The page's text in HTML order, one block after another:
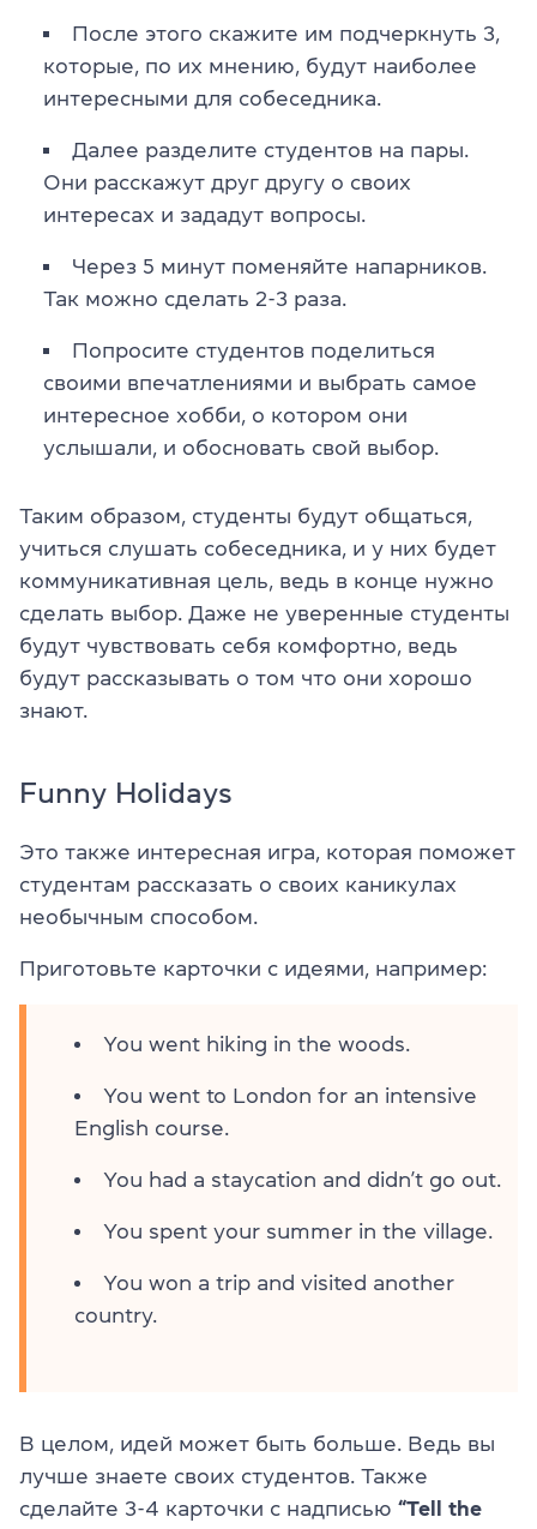
После этого скажите им подчеркнуть 3,
которые, по их мнению, будут наиболее
интересными для собеседника.
Далее разделите студентов на пары.
Они расскажут друг другу о своих
интересах и зададут вопросы.
Через 5 минут поменяйте напарников.
Так можно сделать 2-3 раза.
Попросите студентов поделиться
своими впечатлениями и выбрать самое
интересное хобби, о котором они
услышали, и обосновать свой выбор.
Таким образом, студенты будут общаться,
учиться слушать собеседника, и у них будет
коммуникативная цель, ведь в конце нужно
сделать выбор. Даже не уверенные студенты
будут чувствовать себя комфортно, ведь
будут рассказывать о том что они хорошо
знают.
Funny Holidays
Это также интересная игра, которая поможет
студентам рассказать о своих каникулах
необычным способом.
Приготовьте карточки с идеями, например:
You went hiking in the woods.
You went to London for an intensive
English course.
You had a staycation and didn’t go out.
You spent your summer in the village.
You won a trip and visited another
country.
В целом, идей может быть больше. Ведь вы
лучше знаете своих студентов. Также
сделайте 3-4 карточки с надписью “Tell the